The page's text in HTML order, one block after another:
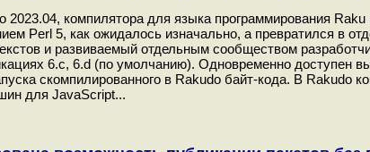
2023.04, компилятора для языка программирования
Perl 5, как ожидалось изначально, а превратился в
и развиваемый отдельным сообществом
6.c, 6.d (по умолчанию). Одновременно доступен
скомпилированного в Rakudo байт-кода. В Rakudo
для JavaScript...